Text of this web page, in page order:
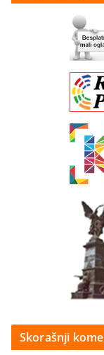
Skorašnji